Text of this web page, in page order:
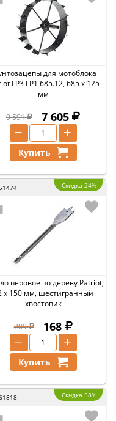
для мотоблока
ГР3 ГР1 685.12, 685 x 125
мм
9 591 7 605
+
−
Купить
Скидка 24%
перовое по дереву Patriot,
x 150 мм, шестигранный
хвостовик
209 168
+
−
Купить
Скидка 58%